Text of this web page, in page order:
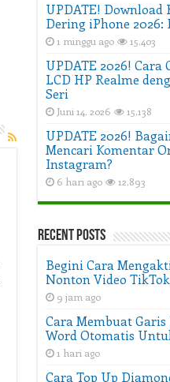
UPDATE! Download
Dering iPhone 2026:
1 minggu ago 15,403
UPDATE 2026! Cara
LCD HP Realme
Seri
Juni 14, 2026 15,138
UPDATE 2026!
Mencari Komentar
Instagram?
6 hari ago 12,893
Recent Posts
Begini Cara
Nonton Video
9 jam ago
Cara Membuat Garis
Word Otomatis
1 hari ago
Cara Top Up